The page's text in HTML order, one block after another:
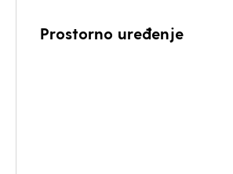
Prostorno uređenje